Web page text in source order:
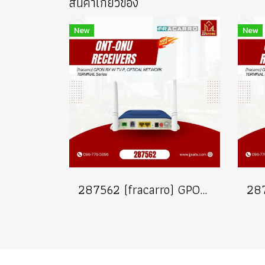
New
287562 (fracarro) GPON-RX W-TV-P, OPTICAL NETWORK TERMINAL Series
New